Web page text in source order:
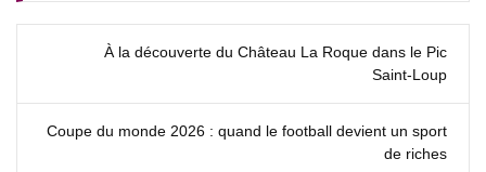
À la découverte du Château La Roque dans le Pic
Saint‑Loup
Coupe du monde 2026 : quand le football devient un sport
de riches